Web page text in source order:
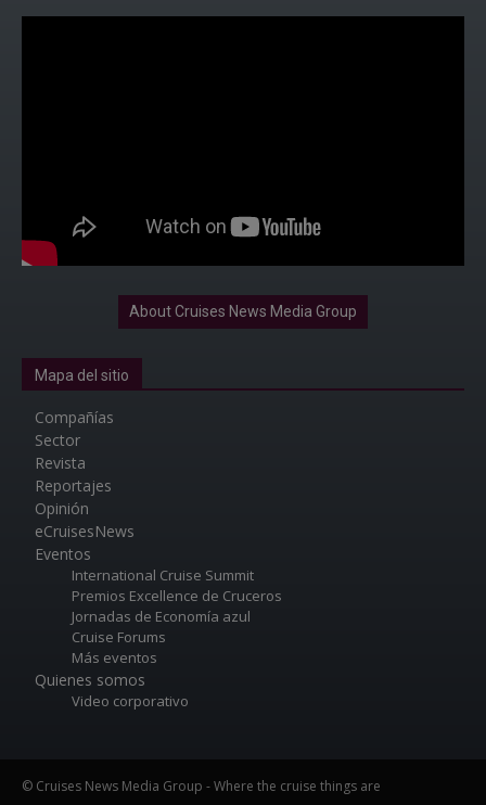
About Cruises News Media Group
Mapa del sitio
Compañías
Sector
Revista
Reportajes
Opinión
eCruisesNews
Eventos
International Cruise Summit
Premios Excellence de Cruceros
Jornadas de Economía azul
Cruise Forums
Más eventos
Quienes somos
Video corporativo
© Cruises News Media Group - Where the cruise things are